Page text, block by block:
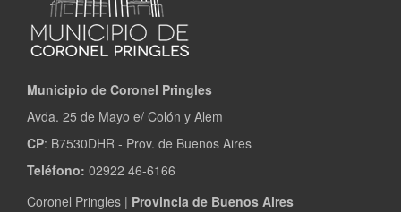
Municipio de Coronel Pringles
Avda. 25 de Mayo e/ Colón y Alem
CP: B7530DHR - Prov. de Buenos Aires
Teléfono: 02922 46-6166
Coronel Pringles | Provincia de Buenos Aires